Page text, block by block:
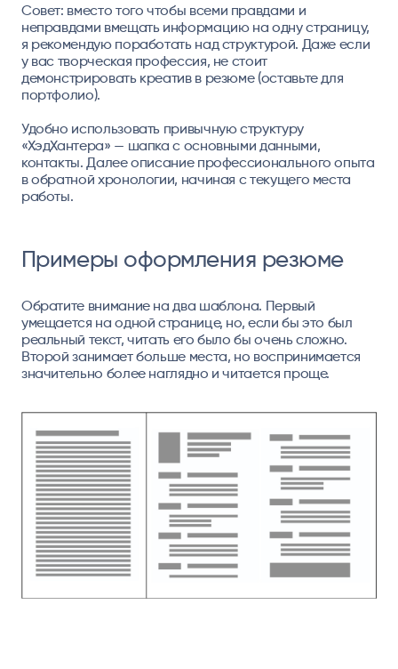
Совет: вместо того чтобы всеми правдами и
неправдами вмещать информацию на одну страницу,
я рекомендую поработать над структурой. Даже если
у вас творческая профессия, не стоит
демонстрировать креатив в резюме (оставьте для
портфолио).
Удобно использовать привычную структуру
«ХэдХантера» — шапка с основными данными,
контакты. Далее описание профессионального опыта
в обратной хронологии, начиная с текущего места
работы.
Примеры оформления резюме
Обратите внимание на два шаблона. Первый
умещается на одной странице, но, если бы это был
реальный текст, читать его было бы очень сложно.
Второй занимает больше места, но воспринимается
значительно более наглядно и читается проще.